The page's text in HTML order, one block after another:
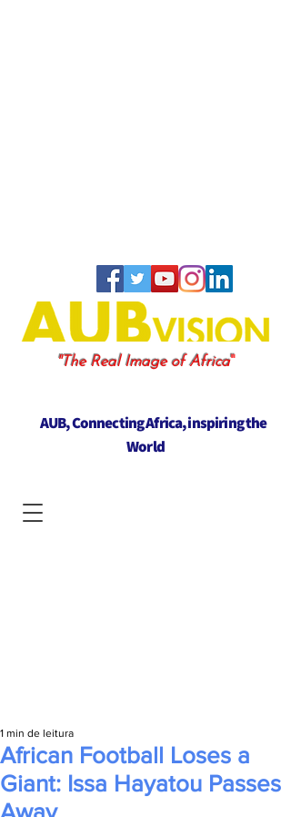
"The Real Image of Africa"
AUB, Connecting Africa, inspiring the
World
African Football Loses a
Giant: Issa Hayatou Passes
Away
1 min de leitura